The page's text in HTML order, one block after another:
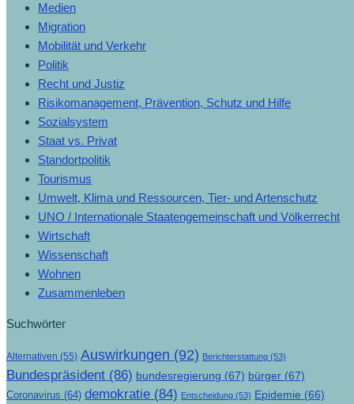
Medien
Migration
Mobilität und Verkehr
Politik
Recht und Justiz
Risikomanagement, Prävention, Schutz und Hilfe
Sozialsystem
Staat vs. Privat
Standortpolitik
Tourismus
Umwelt, Klima und Ressourcen, Tier- und Artenschutz
UNO / Internationale Staatengemeinschaft und Völkerrecht
Wirtschaft
Wissenschaft
Wohnen
Zusammenleben
Suchwörter
Alternativen (55) Auswirkungen (92) Berichterstattung (53)
Bundespräsident (86) bundesregierung (67) bürger (67)
Coronavirus (64) demokratie (84) Entscheidung (53) Epidemie (66)